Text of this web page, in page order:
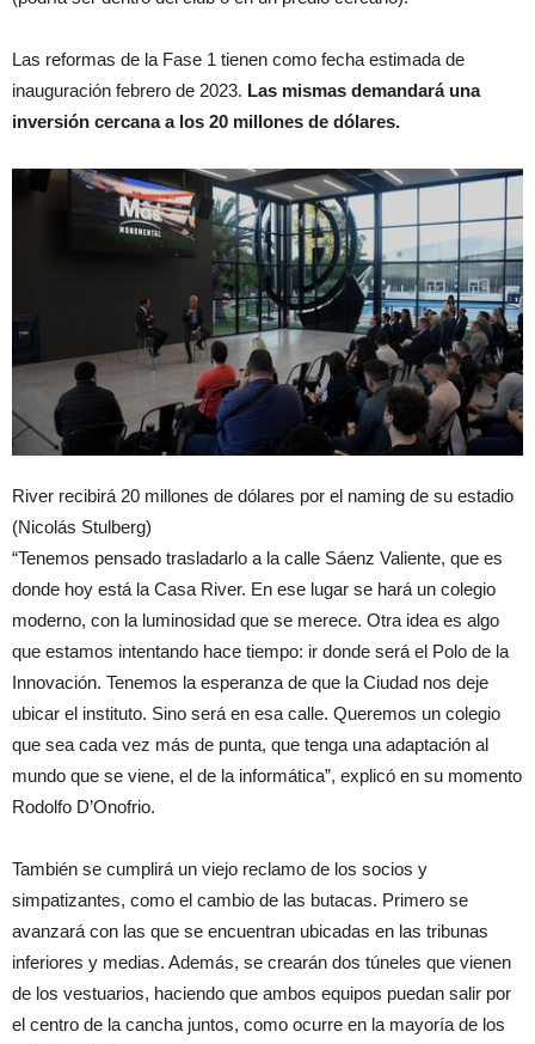
Las reformas de la Fase 1 tienen como fecha estimada de
inauguración febrero de 2023. Las mismas demandará una
inversión cercana a los 20 millones de dólares.
River recibirá 20 millones de dólares por el naming de su estadio
(Nicolás Stulberg)
“Tenemos pensado trasladarlo a la calle Sáenz Valiente, que es
donde hoy está la Casa River. En ese lugar se hará un colegio
moderno, con la luminosidad que se merece. Otra idea es algo
que estamos intentando hace tiempo: ir donde será el Polo de la
Innovación. Tenemos la esperanza de que la Ciudad nos deje
ubicar el instituto. Sino será en esa calle. Queremos un colegio
que sea cada vez más de punta, que tenga una adaptación al
mundo que se viene, el de la informática”, explicó en su momento
Rodolfo D’Onofrio.
También se cumplirá un viejo reclamo de los socios y
simpatizantes, como el cambio de las butacas. Primero se
avanzará con las que se encuentran ubicadas en las tribunas
inferiores y medias. Además, se crearán dos túneles que vienen
de los vestuarios, haciendo que ambos equipos puedan salir por
el centro de la cancha juntos, como ocurre en la mayoría de los